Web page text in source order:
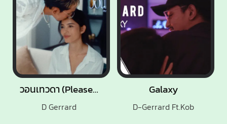
Galaxy
D-Gerrard Ft.Kob
วอนเทวดา (Please Mr.Angel)
D Gerrard